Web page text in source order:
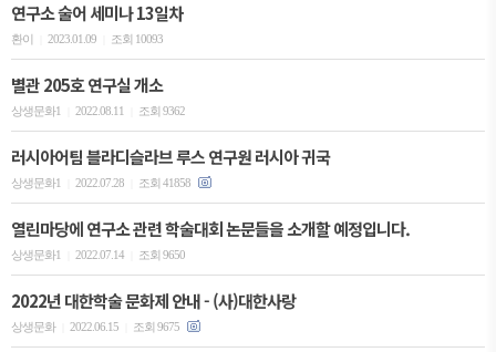
연구소 술어 세미나 13일차
환이 2023.01.09 조회 10093
별관 205호 연구실 개소
상생문화1 2022.08.11 조회 9362
러시아어팀 블라디슬라브 루스 연구원 러시아 귀국
상생문화1 2022.07.28 조회 41858
열린마당에 연구소 관련 학술대회 논문들을 소개할 예정입니다.
상생문화1 2022.07.14 조회 9650
2022년 대한학술 문화제 안내 - (사)대한사랑
상생문화 2022.06.15 조회 9675